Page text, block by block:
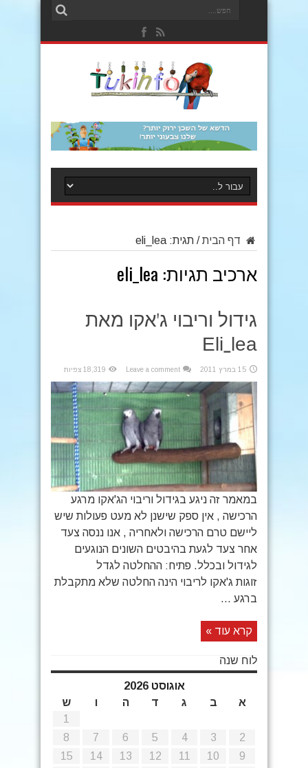
דף הבית / תגית: eli_lea
ארכיב תגיות: eli_lea
גידול וריבוי ג'אקו מאת
Eli_lea
15 במרץ 2011 Leave a comment 18,319 צפיות
במאמר זה ניגע בגידול וריבוי הג'אקו מרגע
הרכישה , אין ספק שישנן לא מעט פעולות שיש
ליישם טרם הרכישה ולאחריה , אנו ננסה צעד
אחר צעד לגעת בהיבטים השונים הנוגעים
לגידול ובכלל. פתיח: ההחלטה לגדל
זוגות ג'אקו לריבוי הינה החלטה שלא מתקבלת
ברגע ...
קרא עוד »
לוח שנה
אוגוסט 2026
א
ב ג ד ה ו
ש
1
2
3
4
5
6
7
8
9
10
11
12
13
14
15